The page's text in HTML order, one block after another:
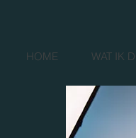
HOME WAT IK